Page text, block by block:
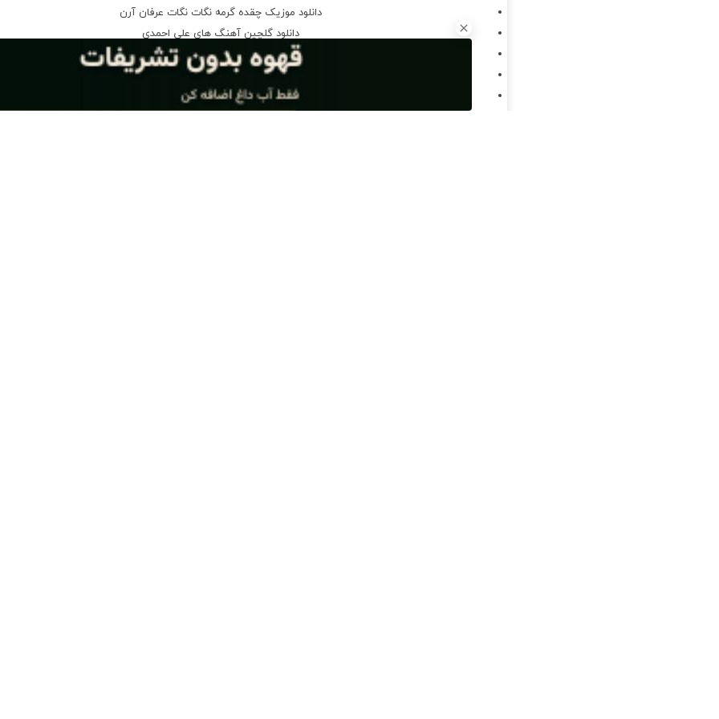
دانلود موزیک چقده گرمه نگات نگات عرفان آرن
دانلود گلچین آهنگ های علی احمدی
دانلود گلچین آهنگ های حامد احمدی
دانلود گلچین آهنگ های آراز احمدی
دانلود گلچین آهنگ های آرش خان احمدی